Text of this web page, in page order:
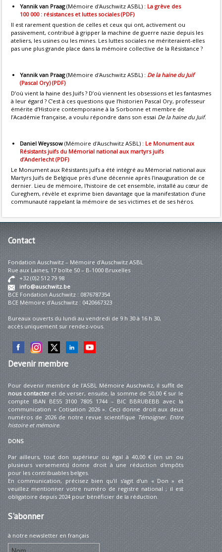
Yannik van Praag(Mémoire d'Auschwitz ASBL) : La grève des
100 000 : résistances et luttes sociales (PDF)
Il est rarement question de celles et ceux qui ont, activement ou
passivement, contribué à gripper la machine de guerre nazie depuis les
ateliers, les usines ou les mines. Les luttes sociales ne mériteraient-elles
pas une plus grande place dans la mémoire collective de la Résistance ?
Yannik van Praag(Mémoire d'Auschwitz ASBL) : De la haine du Juif
(Pascal Ory) (PDF)
D’où vient la haine des Juifs ? D’où viennent les obsessions et les fantasmes
à leur égard ? C’est à ces questions que l’historien Pascal Ory, professeur
émérite d’Histoire contemporaine à la Sorbonne et membre de
l’Académie française, a voulu répondre dans son essai De la haine du Juif.
Daniel Weyssow (Mémoire d'Auschwitz ASBL) : Le Monument aux
Résistants juifs du Mémorial national aux martyrs juifs
d’Anderlecht (PDF)
Le Monument aux Résistants juifs a été intégré au Mémorial national aux
Martyrs Juifs de Belgique près d'une décennie après l'inauguration de ce
dernier. Lieu de mémoire, l'histoire de cet ensemble, installé au cœur de
Cureghem, révèle et exprime bien davantage que la manifestation d’une
communauté rappelant la mémoire de ses victimes et de ses héros.
Contact
Fondation Auschwitz – Mémoire d'Auschwitz ASBL
Rue aux Laines, 17 boîte 50 – B-1000 Bruxelles
+32 (0)2 512 79 98
info@auschwitz.be
BCE Fondation Auschwitz : 0876787354
BCE Mémoire d'Auschwitz : 0420667323
Bureaux ouverts du lundi au vendredi de 9 h 30 à 16 h 30,
accès uniquement sur rendez-vous.
Devenirmembre
Pour devenir membre de l'ASBL Mémoire Auschwitz, il suffit de
nous contacteret de verser, ensuite, la somme de 50,00 € sur le
compte IBAN BE55 3100 7805 1744 – BIC BBRUBEBB avec la
communication « Cotisation 2026 ». Ceci donne droit aux deux
numéros de 2026 de notre revue scientifique Témoigner. Entre
histoire et mémoire.
DONS
Par ailleurs, tout don supérieur ou égal à 40,00 € (en un ou
plusieurs versements) donne droit à une réduction d'impôts
pour les contribuables belges.
En communication, précisez bien qu'il s'agit d'un « Don » et
veuillez mentionner votre numéro de registre national ; il est
obligatoire depuis 2024 pour bénéficier de la réduction.
S'abonner
à notre newsletter en français